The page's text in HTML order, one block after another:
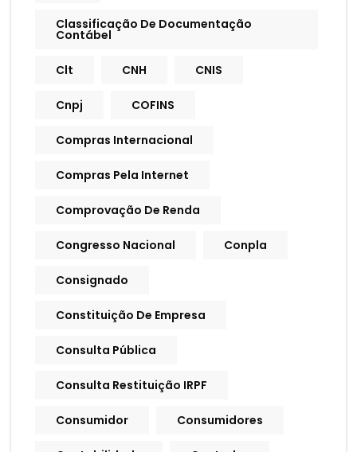
Classificação De Documentação
Contábel
Clt CNH CNIS
Cnpj COFINS
Compras Internacional
Compras Pela Internet
Comprovação De Renda
Congresso Nacional Conpla
Consignado
Constituição De Empresa
Consulta Pública
Consulta Restituição IRPF
Consumidor Consumidores